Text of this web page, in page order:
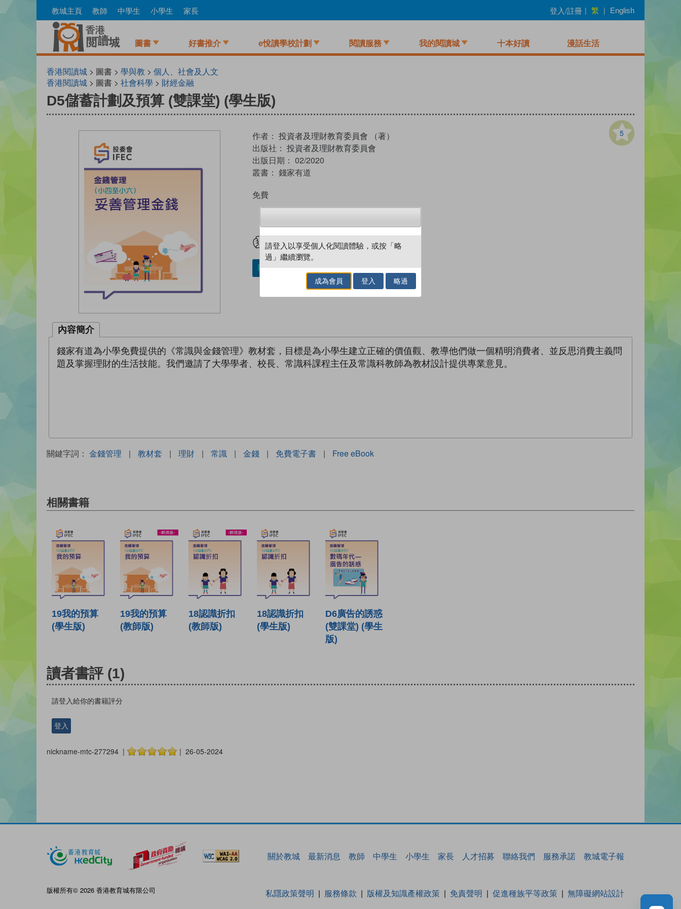
to
教城主頁 教師 中學生 小學生 家長 登入/註冊 | 繁 | English
圖書 好書推介 e悅讀學校計劃 閱讀服務 我的閱讀城 十本好讀 漫話生活
香港閱讀城 > 圖書 > 學與教 > 個人、社會及人文
香港閱讀城 > 圖書 > 社會科學 > 財經金融
D5儲蓄計劃及預算 (雙課堂) (學生版)
5
作者： 投資者及理財教育委員會 （著）
出版社： 投資者及理財教育委員會
出版日期： 02/2020
叢書： 錢家有道
免費
試閲 加入閱讀紀錄
加入／閱讀電子書
內容簡介
錢家有道為小學免費提供的《常識與金錢管理》教材套，目標是為小學生建立正確的價值觀、教導他們做一個精明消費者、並反思消費主義問
題及掌握理財的生活技能。我們邀請了大學學者、校長、常識科課程主任及常識科教師為教材設計提供專業意見。
關鍵字詞： 金錢管理 | 教材套 | 理財 | 常識 | 金錢 | 免費電子書 | Free eBook
相關書籍
19我的預算
(學生版)
19我的預算
(教師版)
18認識折扣
(教師版)
18認識折扣
(學生版)
D6廣告的誘惑
(雙課堂) (學生
版)
讀者書評 (1)
請登入給你的書籍評分
登入
nickname-mtc-277294 | | 26-05-2024
關於教城 最新消息 教師 中學生 小學生 家長 人才招募 聯絡我們 服務承諾 教城電子報
版權所有© 2026 香港教育城有限公司 私隱政策聲明 服務條款 版權及知識產權政策 免責聲明 促進種族平等政策 無障礙網站設計
請登入以享受個人化閱讀體驗，或按「略
過」繼續瀏覽。
成為會員 登入 略過